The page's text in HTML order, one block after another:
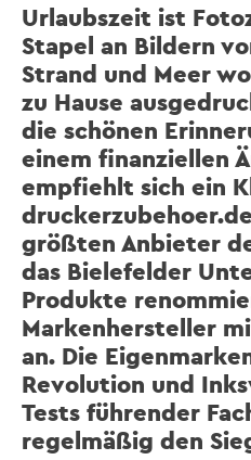
Urlaubszeit ist
Stapel an Bildern
Strand und Meer
zu Hause
die schönen
einem finanziellen
empfiehlt sich ein
größten Anbieter
das Bielefelder
Produkte
Markenhersteller
an. Die
Revolution und
Tests führender
regelmäßig den